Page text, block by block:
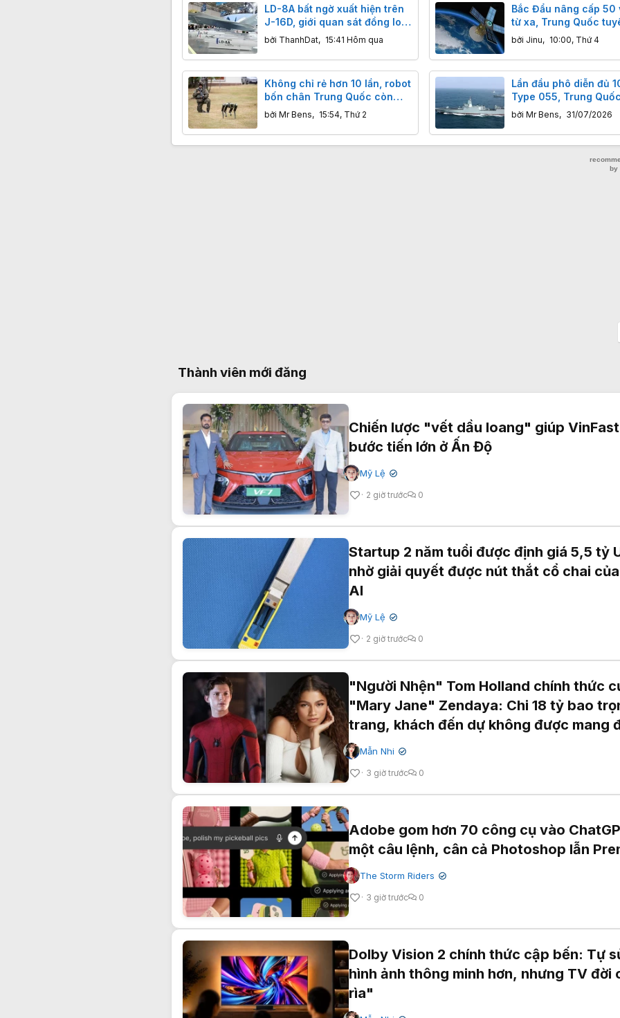
LD-8A bất ngờ xuất hiện trên
J-16D, giới quan sát đồng loạt
thay đổi nhận định về tên lửa
chống radar mới của Trung
Quốc
bởi ThanhDat, 15:41 Hôm qua
Bắc Đẩu nâng cấp 50
từ xa, Trung Quốc
Công nghệ đột phá,
xác centimet vượt trội
bởi Jinu, 10:00, Thứ 4
Không chỉ rẻ hơn 10 lần, robot
bốn chân Trung Quốc còn
khiến chuỗi cung ứng phương
Tây rơi vào thế khó như thế
nào?
bởi Mr Bens, 15:54, Thứ 2
Lần đầu phô diễn đủ
Type 055, Trung
gửi thông điệp gì tới
các cường quốc hải
bởi Mr Bens, 31/07/2026
Thành viên mới đăng
Chiến lược "vết dầu loang" giúp
bước tiến lớn ở Ấn Độ
Mỹ Lệ ✔
2 giờ trước 0
Startup 2 năm tuổi được định giá 5,5 tỷ
nhờ giải quyết được nút thắt cổ chai
AI
Mỹ Lệ ✔
2 giờ trước 0
"Người Nhện" Tom Holland chính thức
"Mary Jane" Zendaya: Chi 18 tỷ bao
trang, khách đến dự không được mang
thoại
Mẫn Nhi ✔
3 giờ trước 0
Adobe gom hơn 70 công cụ vào
một câu lệnh, cân cả Photoshop lẫn
The Storm Riders ✔
3 giờ trước 0
Dolby Vision 2 chính thức cập bến: Tự
hình ảnh thông minh hơn, nhưng TV đời
rìa"